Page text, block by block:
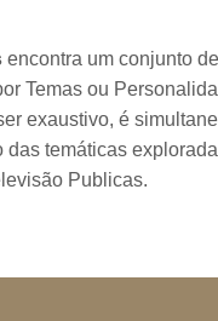
encontra um conjunto
Temas ou
exaustivo, é
das temáticas
Publicas.